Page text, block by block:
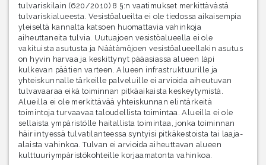
tulvariskilain (620/2010) 8 §:n vaatimukset merkittävästä
tulvariskialueesta. Vesistöalueilta ei ole tiedossa aikaisempia
yleiseltä kannalta katsoen huomattavia vahinkoja
aiheuttaneita tulvia. Uutuajoen vesistöalueella ei ole
vakituista asutusta ja Näätämöjoen vesistöalueellakin asutus
on hyvin harvaa ja keskittynyt pääasiassa alueen läpi
kulkevan päätien varteen. Alueen infrastruktuurille ja
yhteiskunnalle tärkeille palveluille ei arvioida aiheutuvan
tulvavaaraa eikä toiminnan pitkäaikaista keskeytymistä.
Alueilla ei ole merkittävää yhteiskunnan elintärkeitä
toimintoja turvaavaa taloudellista toimintaa. Alueilla ei ole
sellaista ympäristölle haitallista toimintaa, jonka toiminnan
häiriintyessä tulvatilanteessa syntyisi pitkäkestoista tai laaja-
alaista vahinkoa. Tulvan ei arvioida aiheuttavan alueen
kulttuuriympäristökohteille korjaamatonta vahinkoa.